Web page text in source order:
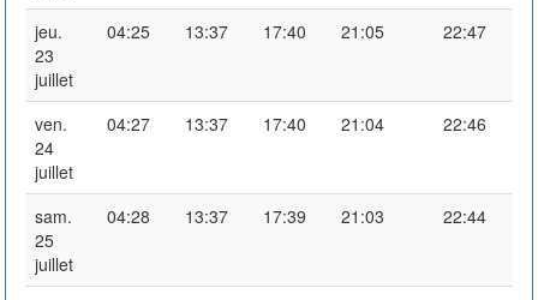
jeu.
23
juillet
04:25 13:37 17:40 21:05 22:47
ven.
24
juillet
04:27 13:37 17:40 21:04 22:46
sam.
25
juillet
04:28 13:37 17:39 21:03 22:44